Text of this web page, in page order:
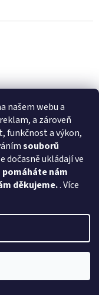
našem webu a
a zároveň
funkčnost a výkon,
souborů
dočasně ukládají ve
nám
děkujeme.. Více